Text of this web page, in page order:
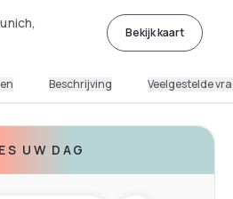
Bekijk kaart
Beschrijving Veelgestelde
UW DAG